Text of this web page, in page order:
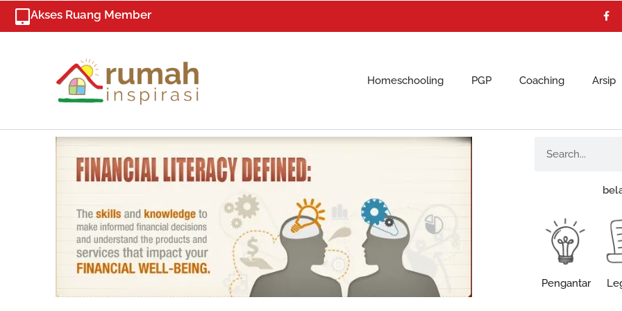
Skip
content
Akses Ruang Member
a
c
e
Homeschooling PGP Coaching Arsip
Pengantar